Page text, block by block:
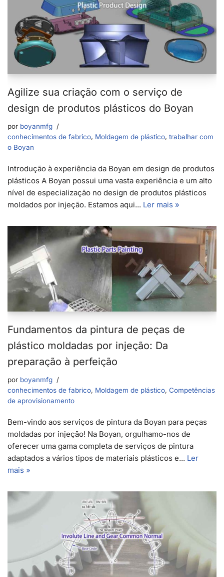
Agilize sua criação com o serviço de
design de produtos plásticos do Boyan
por boyanmfg
conhecimentos de fabrico, Moldagem de plástico, trabalhar com
o Boyan
Introdução à experiência da Boyan em design de produtos
plásticos A Boyan possui uma vasta experiência e um alto
nível de especialização no design de produtos plásticos
moldados por injeção. Estamos aqui... Ler mais »
Fundamentos da pintura de peças de
plástico moldadas por injeção: Da
preparação à perfeição
por boyanmfg
conhecimentos de fabrico, Moldagem de plástico, Competências
de aprovisionamento
Bem-vindo aos serviços de pintura da Boyan para peças
moldadas por injeção! Na Boyan, orgulhamo-nos de
oferecer uma gama completa de serviços de pintura
adaptados a vários tipos de materiais plásticos e... Ler
mais »